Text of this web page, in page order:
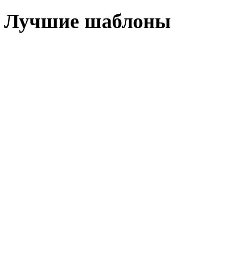
Лучшие шаблоны